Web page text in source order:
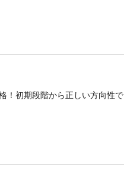
！初期段階から正しい方向性で